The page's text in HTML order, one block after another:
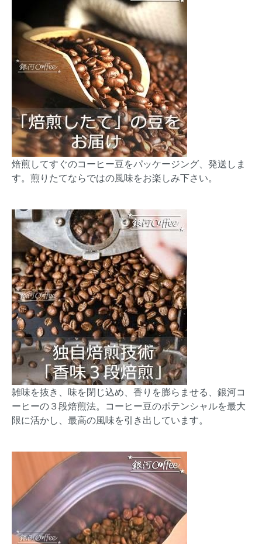
焙煎してすぐのコーヒー豆をパッケージング、発送しま
す。煎りたてならではの風味をお楽しみ下さい。
雑味を抜き、味を閉じ込め、香りを膨らませる、銀河コ
ーヒーの３段焙煎法。コーヒー豆のポテンシャルを最大
限に活かし、最高の風味を引き出しています。